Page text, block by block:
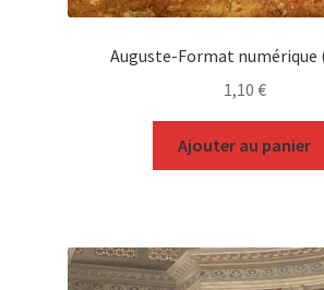
Auguste-Format numérique
1,10 €
Ajouter au panier